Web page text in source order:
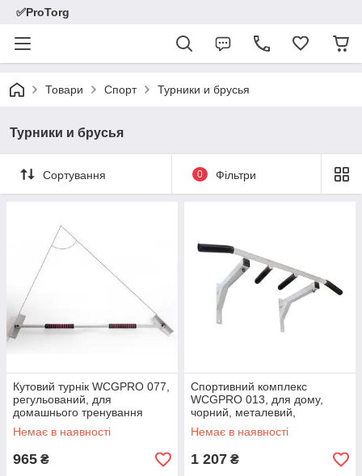
✅ProTorg
Товари Спорт Турники и брусья
Турники и брусья
Сортування 0 Фільтри
Кутовий турнік WCGPRO 077,
регульований, для
домашнього тренування
Немає в наявності
965 ₴
Спортивний комплекс
WCGPRO 013, для дому,
чорний, металевий,
компактний
Немає в наявності
1 207 ₴